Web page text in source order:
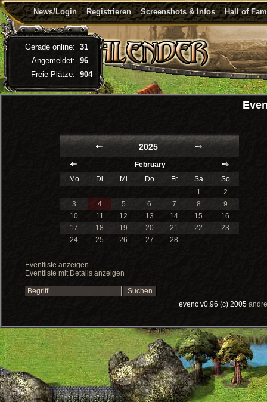
News/Login Registrieren Screenshots & Infos Hall of
2025
February
Mo
Di Mi Do Fr Sa
So
1
2
3
4 5 6 7 8
9
10
11 12 13 14 15
16
17
18 19 20 21 22
23
24
25 26 27 28
Eventliste anzeigen
Eventliste mit Details anzeigen
evenc v0.96 (c) 2005
Gerade online: 31
Angemeldet: 96
Freie Plätze: 904